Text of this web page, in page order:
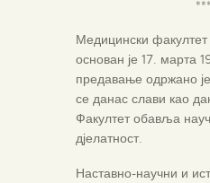
***
Медицински
основан је 17. марта
предавање одржано
се данас слави као
Факултет обавља
дјелатност.
Наставно-научни и